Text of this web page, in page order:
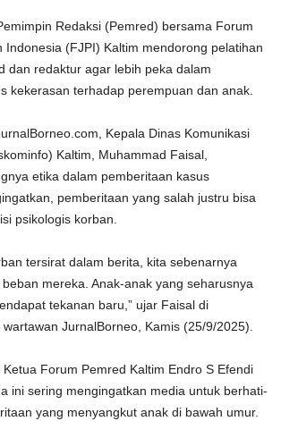
Redaksi (Pemred) bersama Forum
Indonesia (FJPI) Kaltim mendorong pelatihan
dan redaktur agar lebih peka dalam
kekerasan terhadap perempuan dan anak.
Kepala Dinas Komunikasi
Kaltim, Muhammad Faisal,
etika dalam pemberitaan kasus
pemberitaan yang salah justru bisa
psikologis korban.
tersirat dalam berita, kita sebenarnya
mereka. Anak-anak yang seharusnya
tekanan baru,” ujar Faisal di
JurnalBorneo, Kamis (25/9/2025).
Forum Pemred Kaltim Endro S Efendi
ini sering mengingatkan media untuk berhati-
yang menyangkut anak di bawah umur.